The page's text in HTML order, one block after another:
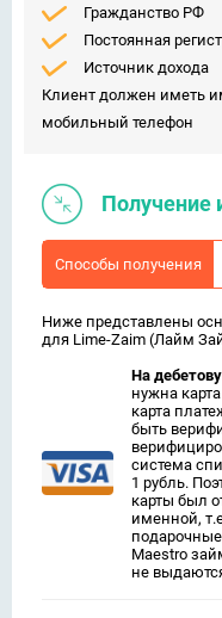
Гражданство РФ
Постоянная
Источник дохода
Клиент должен иметь
мобильный телефон
Получение
Способы получения
Ниже представлены
для Lime-Zaim (Лайм
На
нужна
карта
быть
система
1 рубль.
карты был
именной,
Maestro
не